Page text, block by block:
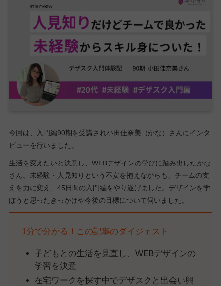
今回は、入門編90期を受講され小田佳奈美（かな）さんにインタ
ビューを行いました。
生活を変えたいと決意し、WEBデザインの学びに踏み出したかな
さん。未経験・人見知りという不安を抱えながらも、チームの支
えを力に変え、45日間の入門編をやり遂げました。デザインを学
ぼうと思ったきっかけや今後の目標について伺いました。
1分で分かる！この記事のダイジェスト
子どもとの生活を見直し、WEBデザインの
学習を決意
在宅ワークを探す中でデザスクと出会い興